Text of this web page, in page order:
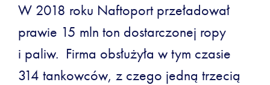
W 2018 roku Naftoport przeładował
prawie 15 mln ton dostarczonej ropy
i paliw. Firma obsłużyła w tym czasie
314 tankowców, z czego jedną trzecią